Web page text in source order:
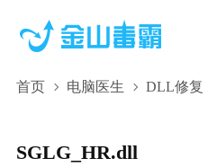
首页 电脑医生 DLL修复
SGLG_HR.dll,SGLG_HR.dll下载
SGLG_HR.dll